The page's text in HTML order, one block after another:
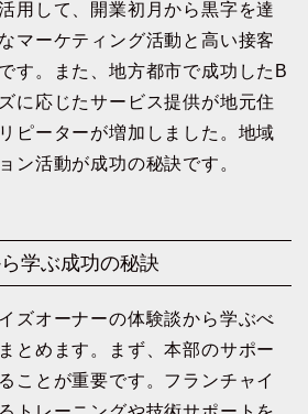
用して、開業初月から黒字を達
マーケティング活動と高い接客
す。また、地方都市で成功したB
に応じたサービス提供が地元住
ピーターが増加しました。地域
ン活動が成功の秘訣です。
学ぶ成功の秘訣
ズオーナーの体験談から学ぶべ
とめます。まず、本部のサポー
ことが重要です。フランチャイ